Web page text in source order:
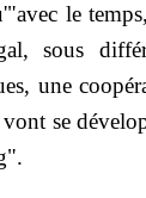
le
sous
une
se